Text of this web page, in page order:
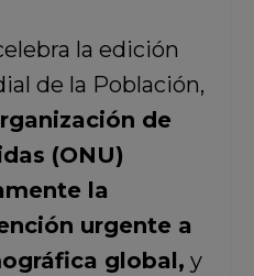
la edición
de la Población,
de
(ONU)
la
urgente a
global, y